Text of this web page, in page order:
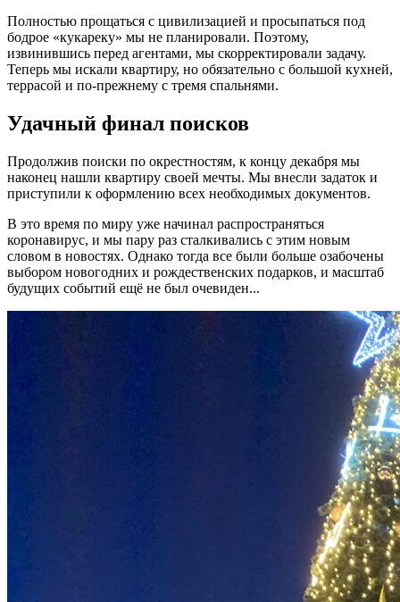
Полностью прощаться с цивилизацией и просыпаться под
бодрое «кукареку» мы не планировали. Поэтому,
извинившись перед агентами, мы скорректировали задачу.
Теперь мы искали квартиру, но обязательно с большой кухней,
террасой и по-прежнему с тремя спальнями.
Удачный финал поисков
Продолжив поиски по окрестностям, к концу декабря мы
наконец нашли квартиру своей мечты. Мы внесли задаток и
приступили к оформлению всех необходимых документов.
В это время по миру уже начинал распространяться
коронавирус, и мы пару раз сталкивались с этим новым
словом в новостях. Однако тогда все были больше озабочены
выбором новогодних и рождественских подарков, и масштаб
будущих событий ещё не был очевиден...